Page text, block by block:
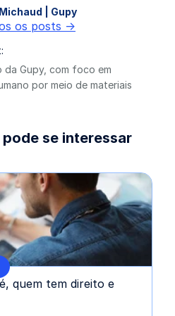
| Gupy
os posts ->
Gupy, com foco em
por meio de materiais
se interessar
quem tem direito e